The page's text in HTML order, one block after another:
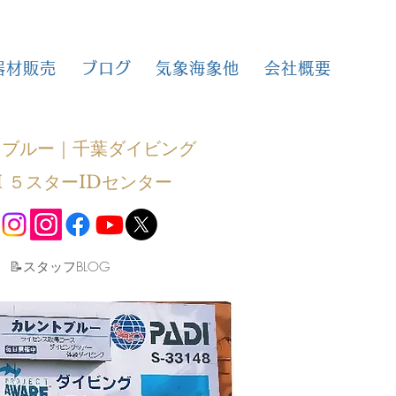
材販売 ブログ 気象海象他 会社概要
ルー｜千葉ダイビング
スターIDセンター
​📝スタッフBLOG